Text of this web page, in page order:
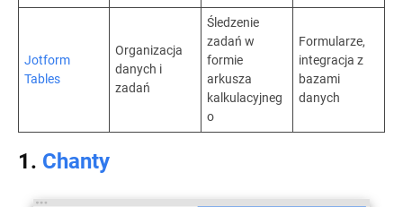
Jotform
Tables
Organizacja
danych i
zadań
Śledzenie
zadań w
formie
arkusza
kalkulacyjneg
o
Formularze,
integracja z
bazami
danych
1. Chanty